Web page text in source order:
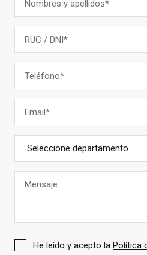
He leído y acepto laPolítica